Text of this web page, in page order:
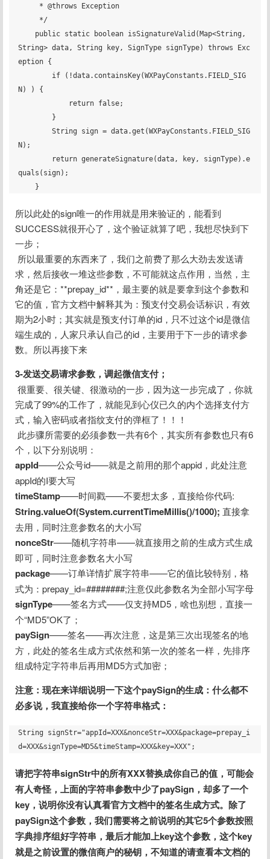
String> data, String key, SignType signType) throws Exc
eption {
N) ) {
N);
quals(sign);
所以此处的sign唯一的作用就是用来验证的，能看到
SUCCESS就很开心了，这个验证就算了吧，我想尽快到下
一步；
求，然后接收一堆这些参数，不可能就这点作用，当然，主
角还是它：**prepay_id**，最主要的就是要拿到这个参数和
它的值，官方文档中解释其为：预支付交易会话标识，有效
期为2小时；其实就是预支付订单的id，只不过这个id是微信
端生成的，人家只承认自己的id，主要用于下一步的请求参
数。所以再接下来
3-发送交易请求参数，调起微信支付；
完成了99%的工作了，就能见到心仪已久的内个选择支付方
式，输入密码或者指纹支付的弹框了！！！
个，以下分别说明：
appId——公众号id——就是之前用的那个appid，此处注意
appId的I要大写
timeStamp
String.valueOf(System.currentTimeMillis()/1000); 直接拿
去用，同时注意参数名的大小写
nonceStr——随机字符串——就直接用之前的生成方式生成
即可，同时注意参数名大小写
package——订单详情扩展字符串——它的值比较特别，格
式为：prepay_id=########;注意仅此参数名为全部小写字母
signType——签名方式——仅支持MD5，啥也别想，直接一
个“MD5”OK了；
paySign——签名——再次注意，这是第三次出现签名的地
方，此处的签名生成方式依然和第一次的签名一样，先排序
组成特定字符串后再用MD5方式加密；
注意：现在来详细说明一下这个paySign的生成：什么都不
必多说，我直接给你一个字符串格式：
String signStr="appId=XXX&nonceStr=XXX&package=prepay_i
请把字符串signStr中的所有XXX替换成你自己的值，可能会
有人奇怪，上面的字符串参数中少了paySign，却多了一个
key，说明你没有认真看官方文档中的签名生成方式。除了
paySign这个参数，我们需要将之前说明的其它5个参数按照
字典排序组好字符串，最后才能加上key这个参数，这个key
就是之前设置的微信商户的秘钥，不知道的请查看本文档的